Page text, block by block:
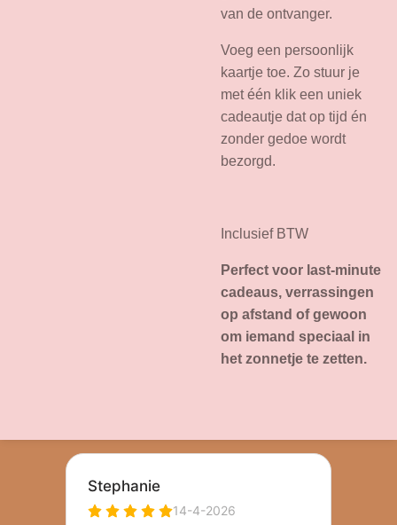
van de ontvanger.
Voeg een persoonlijk
kaartje toe. Zo stuur je
met één klik een uniek
cadeautje dat op tijd én
zonder gedoe wordt
bezorgd.
Inclusief BTW
Perfect voor last-minute
cadeaus, verrassingen
op afstand of gewoon
om iemand speciaal in
het zonnetje te zetten.